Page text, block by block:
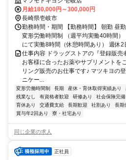
月給180,000円～300,000円
長崎県壱岐市
勤務時間・期間 【勤務時間】 朝勤 昼
変形労働時間制 （週平均実働40時間
にて実働8時間（休憩時間あり） 週休
仕事内容 ドラッグストアの『登録販売
お客様に合ったお薬やサプリメントを
リング販売のお仕事です♪ マツキヨの
ニケー...
変形労働時間制 長期 産休・育休取得実績あり
残業なし
有資格者歓迎 研修あり 社会保険完備
育休あり
交通費支給 長期歓迎 社割あり 長期
賞与年2回あり
寮・社宅あり
同じ企業の求人
正社員